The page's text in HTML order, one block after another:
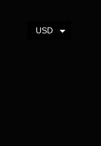
USD